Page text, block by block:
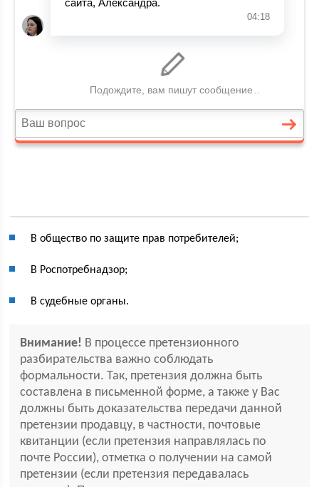
В общество по защите прав потребителей;
В Роспотребнадзор;
В судебные органы.
Внимание! В процессе претензионного
разбирательства важно соблюдать
формальности. Так, претензия должна быть
составлена в письменной форме, а также у Вас
должны быть доказательства передачи данной
претензии продавцу, в частности, почтовые
квитанции (если претензия направлялась по
почте России), отметка о получении на самой
претензии (если претензия передавалась